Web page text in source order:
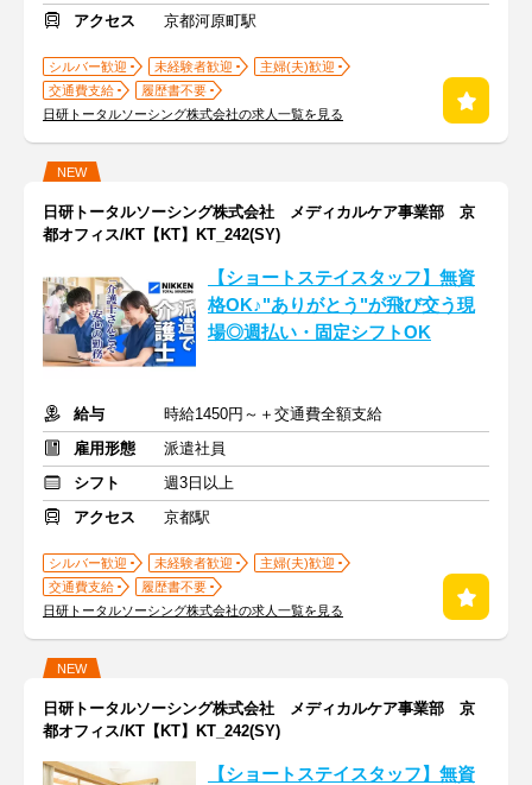
アクセス 京都河原町駅
シルバー歓迎 未経験者歓迎
主婦(夫)歓迎
交通費支給
履歴書不要
日研トータルソーシング株式会社の求人一覧を見る
NEW
日研トータルソーシング株式会社 メディカルケア事業部 京
都オフィス/KT【KT】KT_242(SY)
【ショートステイスタッフ】無資
格OK♪"ありがとう"が飛び交う現
場◎週払い・固定シフトOK
給与
時給1450円～＋交通費全額支給
雇用形態
派遣社員
シフト
週3日以上
アクセス
京都駅
シルバー歓迎 未経験者歓迎
主婦(夫)歓迎
交通費支給
履歴書不要
日研トータルソーシング株式会社の求人一覧を見る
NEW
日研トータルソーシング株式会社 メディカルケア事業部 京
都オフィス/KT【KT】KT_242(SY)
【ショートステイスタッフ】無資